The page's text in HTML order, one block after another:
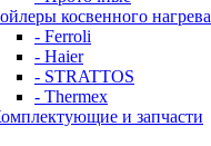
косвенного нагрева
- Ferroli
- Haier
- STRATTOS
- Thermex
и запчасти